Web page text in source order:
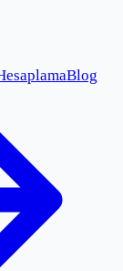
Blog